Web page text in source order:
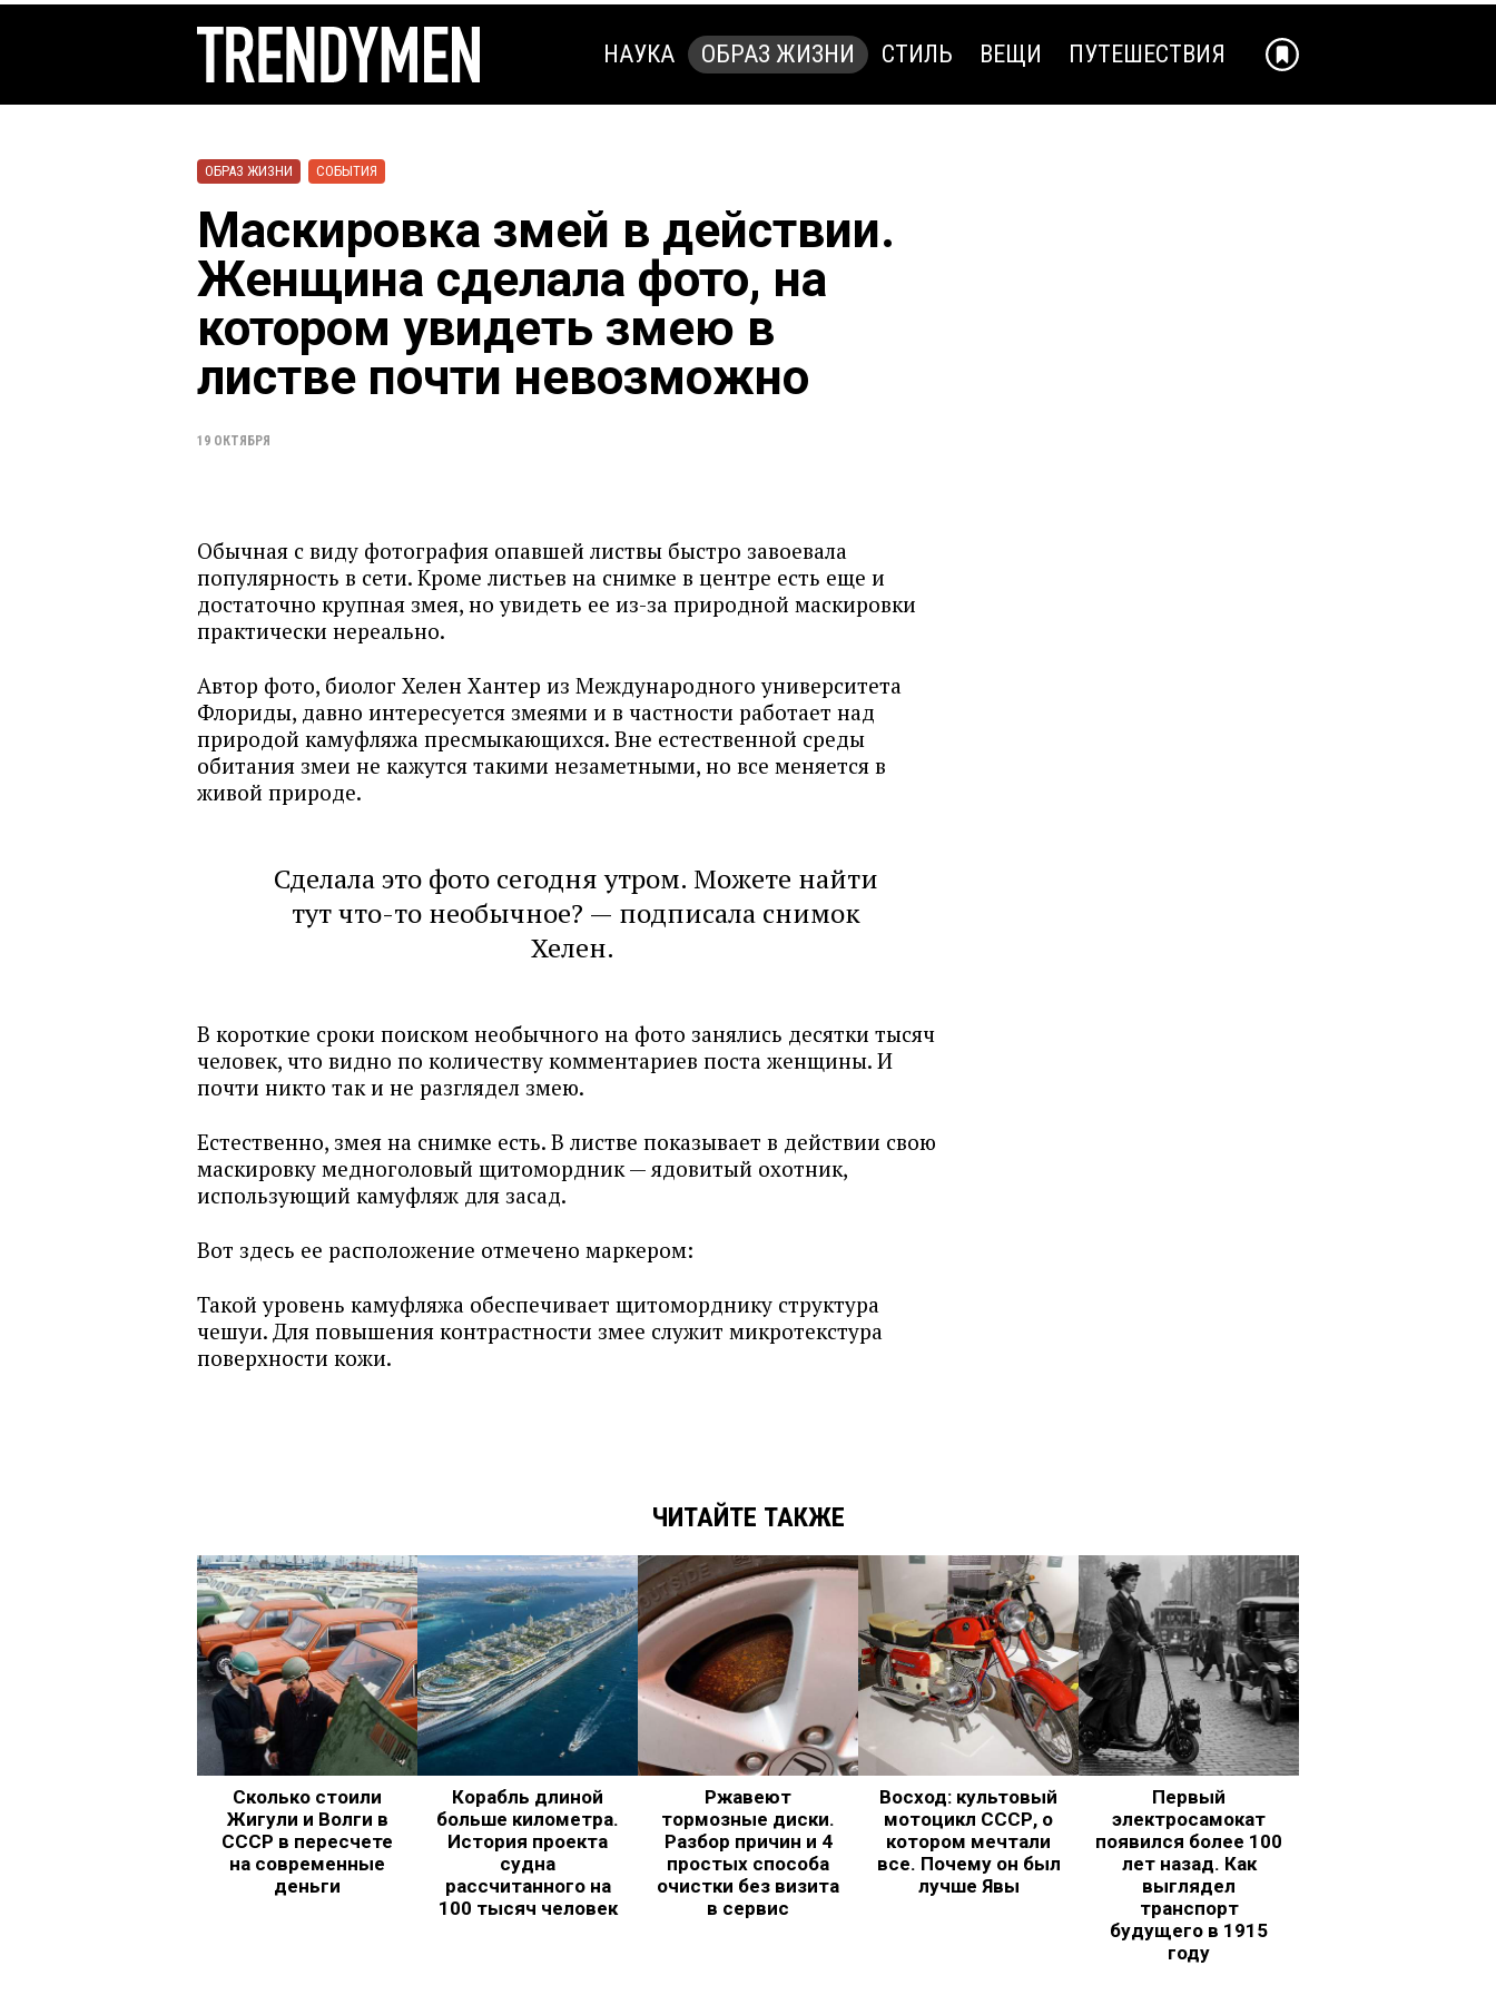
НАУКА ОБРАЗ ЖИЗНИ СТИЛЬ ВЕЩИ ПУТЕШЕСТВИЯ
ОБРАЗ ЖИЗНИ СОБЫТИЯ
Маскировка змей в действии.
Женщина сделала фото, на
котором увидеть змею в
листве почти невозможно
19 ОКТЯБРЯ
Обычная с виду фотография опавшей листвы быстро завоевала
популярность в сети. Кроме листьев на снимке в центре есть еще и
достаточно крупная змея, но увидеть ее из-за природной маскировки
практически нереально.
Автор фото, биолог Хелен Хантер из Международного университета
Флориды, давно интересуется змеями и в частности работает над
природой камуфляжа пресмыкающихся. Вне естественной среды
обитания змеи не кажутся такими незаметными, но все меняется в
живой природе.
Сделала это фото сегодня утром. Можете найти
тут что-то необычное? — подписала снимок
Хелен.
В короткие сроки поиском необычного на фото занялись десятки тысяч
человек, что видно по количеству комментариев поста женщины. И
почти никто так и не разглядел змею.
Естественно, змея на снимке есть. В листве показывает в действии свою
маскировку медноголовый щитомордник — ядовитый охотник,
использующий камуфляж для засад.
Вот здесь ее расположение отмечено маркером:
Такой уровень камуфляжа обеспечивает щитоморднику структура
чешуи. Для повышения контрастности змее служит микротекстура
поверхности кожи.
ЧИТАЙТЕ ТАКЖЕ
Сколько стоили
Жигули и Волги в
СССР в пересчете
на современные
деньги
Корабль длиной
больше километра.
История проекта
судна
рассчитанного на
100 тысяч человек
Ржавеют
тормозные диски.
Разбор причин и 4
простых способа
очистки без визита
в сервис
Восход: культовый
мотоцикл СССР, о
котором мечтали
все. Почему он был
лучше Явы
Первый
электросамокат
появился более 100
лет назад. Как
выглядел
транспорт
будущего в 1915
году